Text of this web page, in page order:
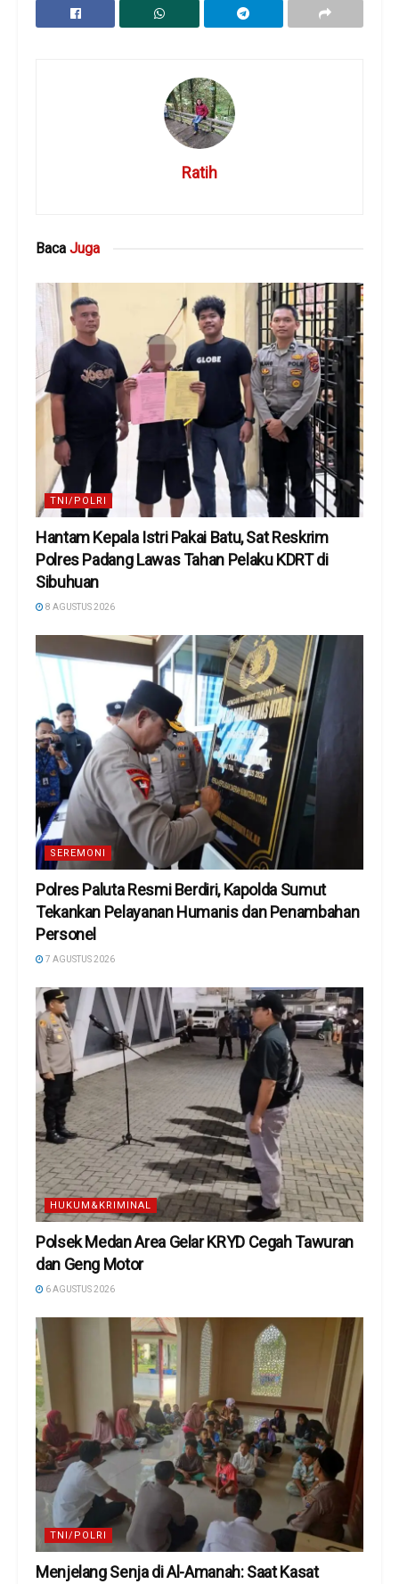
Ratih
Baca Juga
TNI/POLRI
Hantam Kepala Istri Pakai Batu, Sat Reskrim
Polres Padang Lawas Tahan Pelaku KDRT di
Sibuhuan
8 AGUSTUS 2026
SEREMONI
Polres Paluta Resmi Berdiri, Kapolda Sumut
Tekankan Pelayanan Humanis dan Penambahan
Personel
7 AGUSTUS 2026
HUKUM&KRIMINAL
Polsek Medan Area Gelar KRYD Cegah Tawuran
dan Geng Motor
6 AGUSTUS 2026
TNI/POLRI
Menjelang Senja di Al-Amanah: Saat Kasat